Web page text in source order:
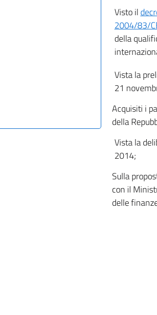
Visto il
2004/83/
della
Vista la
21
Acquisiti i
della
Vista la
2014;
Sulla
con il
delle